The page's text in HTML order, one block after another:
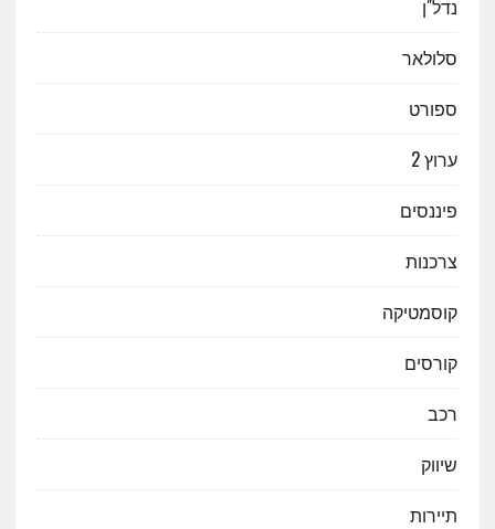
נדל"ן
סלולאר
ספורט
ערוץ 2
פיננסים
צרכנות
קוסמטיקה
קורסים
רכב
שיווק
תיירות